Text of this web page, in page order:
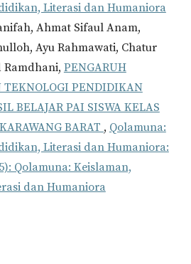
Literasi dan Humaniora
Ahmat Sifaul Anam,
Ayu Rahmawati, Chatur
Ramdhani, PENGARUH
TEKNOLOGI PENDIDIKAN
BELAJAR PAI SISWA KELAS
BARAT , Qolamuna:
Literasi dan Humaniora:
Qolamuna: Keislaman,
dan Humaniora